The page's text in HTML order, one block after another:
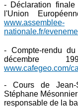
- Déclaration
l'Union
www.assemblee-
nationale.fr/
- Compte-rendu
décembre
www.cafegeo.com/
- Cours de Jean-
Stéphane
responsable de la